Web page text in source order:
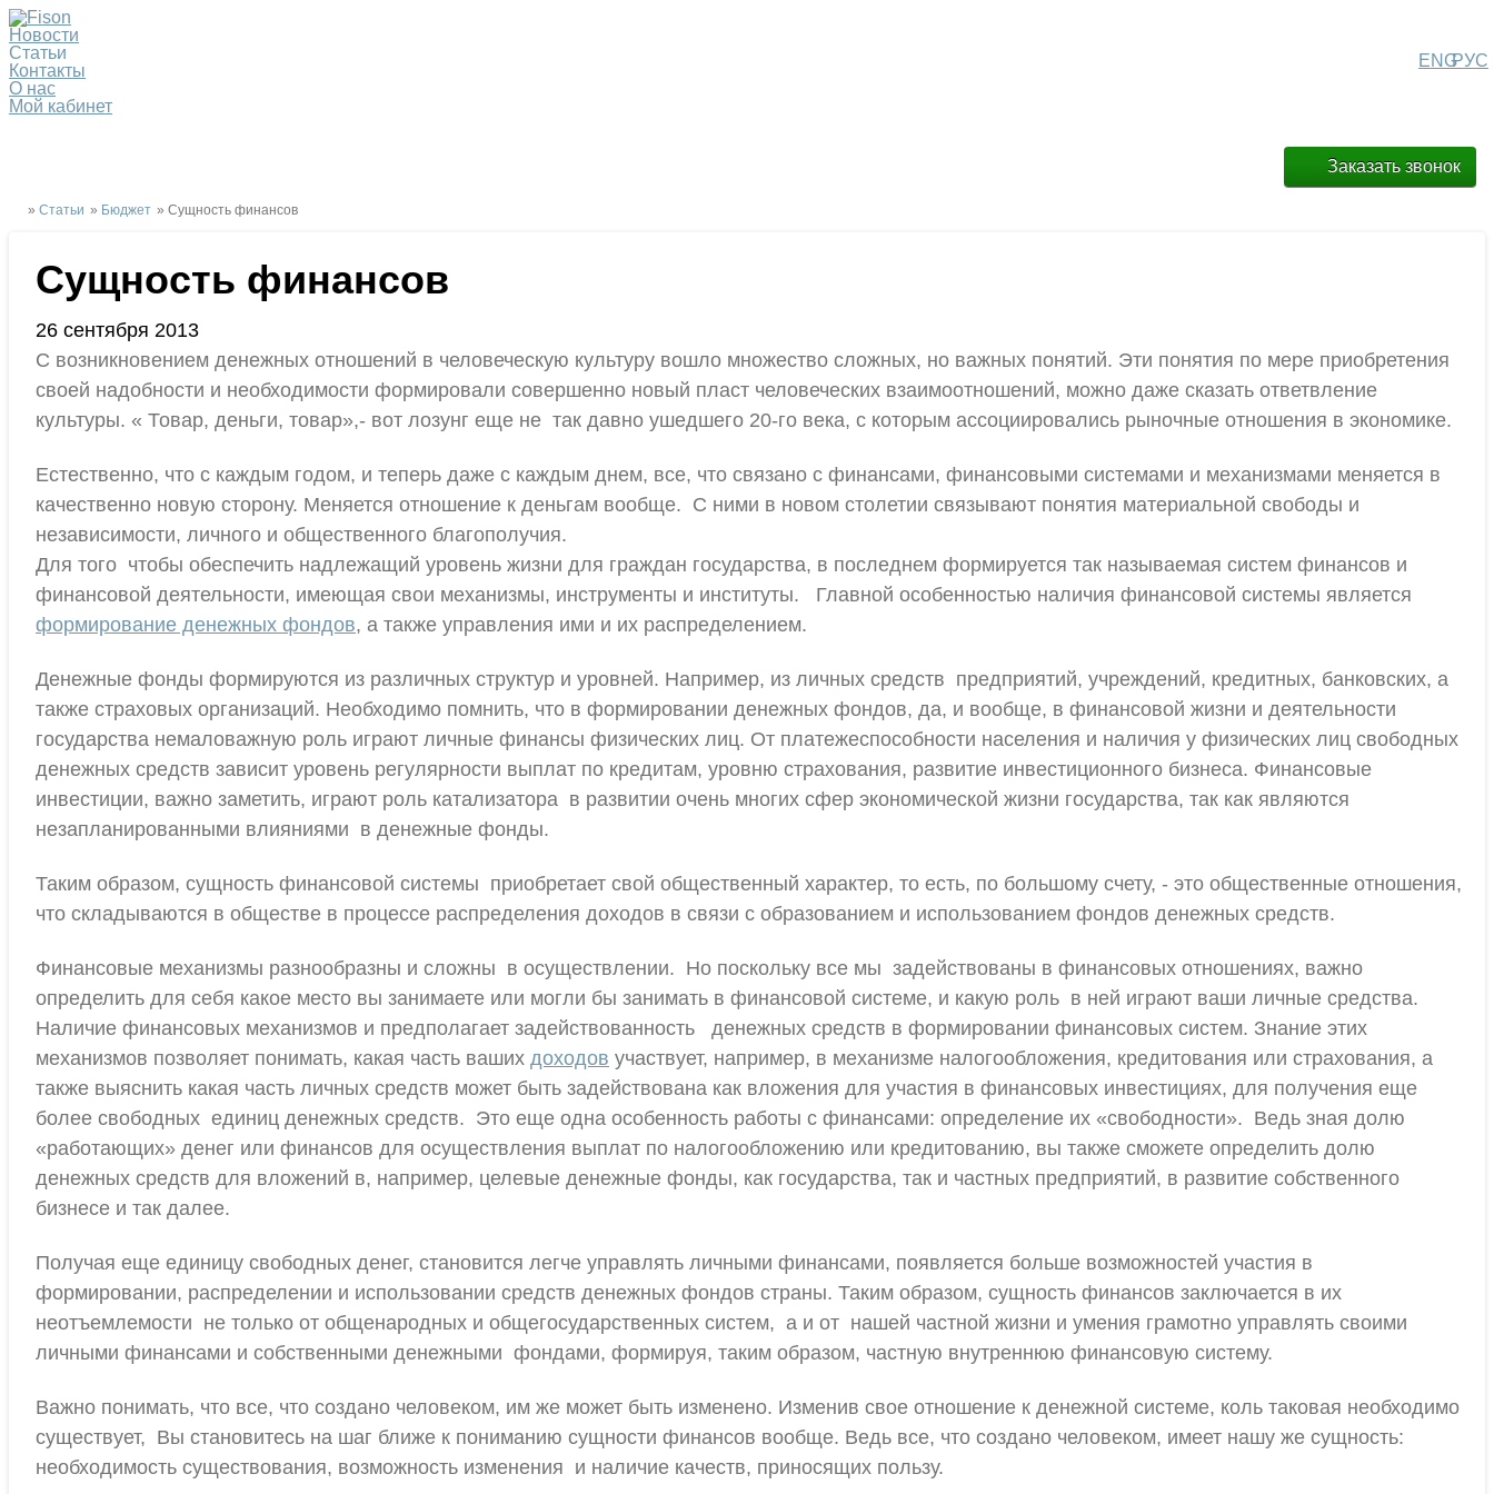
РУС
ENG
Новости
Статьи
Контакты
О нас
Мой кабинет
Заказать звонок
» Статьи » Бюджет » Сущность финансов
Сущность финансов
26 сентября 2013
С возникновением денежных отношений в человеческую культуру вошло множество сложных, но важных понятий. Эти понятия по мере приобретения
своей надобности и необходимости формировали совершенно новый пласт человеческих взаимоотношений, можно даже сказать ответвление
культуры. « Товар, деньги, товар»,- вот лозунг еще не так давно ушедшего 20-го века, с которым ассоциировались рыночные отношения в экономике.
Естественно, что с каждым годом, и теперь даже с каждым днем, все, что связано с финансами, финансовыми системами и механизмами меняется в
качественно новую сторону. Меняется отношение к деньгам вообще. С ними в новом столетии связывают понятия материальной свободы и
независимости, личного и общественного благополучия.
Для того чтобы обеспечить надлежащий уровень жизни для граждан государства, в последнем формируется так называемая систем финансов и
финансовой деятельности, имеющая свои механизмы, инструменты и институты. Главной особенностью наличия финансовой системы является
формирование денежных фондов, а также управления ими и их распределением.
Денежные фонды формируются из различных структур и уровней. Например, из личных средств предприятий, учреждений, кредитных, банковских, а
также страховых организаций. Необходимо помнить, что в формировании денежных фондов, да, и вообще, в финансовой жизни и деятельности
государства немаловажную роль играют личные финансы физических лиц. От платежеспособности населения и наличия у физических лиц свободных
денежных средств зависит уровень регулярности выплат по кредитам, уровню страхования, развитие инвестиционного бизнеса. Финансовые
инвестиции, важно заметить, играют роль катализатора в развитии очень многих сфер экономической жизни государства, так как являются
незапланированными влияниями в денежные фонды.
Таким образом, сущность финансовой системы приобретает свой общественный характер, то есть, по большому счету, - это общественные отношения,
что складываются в обществе в процессе распределения доходов в связи с образованием и использованием фондов денежных средств.
Финансовые механизмы разнообразны и сложны в осуществлении. Но поскольку все мы задействованы в финансовых отношениях, важно
определить для себя какое место вы занимаете или могли бы занимать в финансовой системе, и какую роль в ней играют ваши личные средства.
Наличие финансовых механизмов и предполагает задействованность денежных средств в формировании финансовых систем. Знание этих
механизмов позволяет понимать, какая часть ваших доходов участвует, например, в механизме налогообложения, кредитования или страхования, а
также выяснить какая часть личных средств может быть задействована как вложения для участия в финансовых инвестициях, для получения еще
более свободных единиц денежных средств. Это еще одна особенность работы с финансами: определение их «свободности». Ведь зная долю
«работающих» денег или финансов для осуществления выплат по налогообложению или кредитованию, вы также сможете определить долю
денежных средств для вложений в, например, целевые денежные фонды, как государства, так и частных предприятий, в развитие собственного
бизнесе и так далее.
Получая еще единицу свободных денег, становится легче управлять личными финансами, появляется больше возможностей участия в
формировании, распределении и использовании средств денежных фондов страны. Таким образом, сущность финансов заключается в их
неотъемлемости не только от общенародных и общегосударственных систем, а и от нашей частной жизни и умения грамотно управлять своими
личными финансами и собственными денежными фондами, формируя, таким образом, частную внутреннюю финансовую систему.
Важно понимать, что все, что создано человеком, им же может быть изменено. Изменив свое отношение к денежной системе, коль таковая необходимо
существует, Вы становитесь на шаг ближе к пониманию сущности финансов вообще. Ведь все, что создано человеком, имеет нашу же сущность:
необходимость существования, возможность изменения и наличие качеств, приносящих пользу.